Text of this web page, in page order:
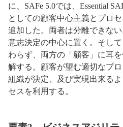
に、SAFe 5.0では、Essential
としての顧客中心主義とプロ
追加した。両者は分離できな
意志決定の中心に置く。そし
わらず、両方の「顧客」に耳
解する。顧客が望む適切なプ
組織が決定、及び実現出来る
セスを利用する。